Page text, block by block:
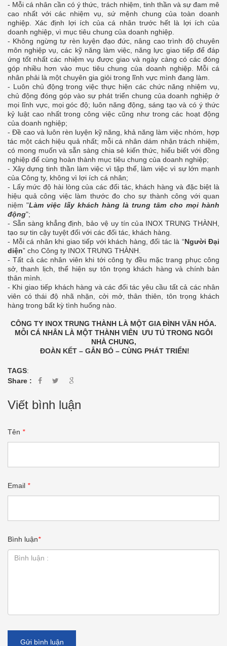
- Mỗi cá nhân cần có ý thức, trách nhiệm, tinh thần và sự đam mê
cao nhất với các nhiệm vụ, sứ mệnh chung của toàn doanh
nghiệp. Xác định lợi ích của cá nhân trước hết là lợi ích của
doanh nghiệp, vì mục tiêu chung của doanh nghiệp.
- Không ngừng tự rèn luyện đạo đức, nâng cao trình độ chuyên
môn nghiệp vụ, các kỹ năng làm việc, năng lực giao tiếp để đáp
ứng tốt nhất các nhiệm vụ được giao và ngày càng có các đóng
góp nhiều hơn vào mục tiêu chung của doanh nghiệp. Mỗi cá
nhân phải là một chuyên gia giỏi trong lĩnh vực mình đang làm.
- Luôn chủ động trong việc thực hiện các chức năng nhiệm vụ,
chủ động đóng góp vào sự phát triển chung của doanh nghiệp ở
mọi lĩnh vực, mọi góc độ; luôn năng động, sáng tạo và có ý thức
kỷ luật cao nhất trong công việc cũng như trong các hoạt động
của doanh nghiệp;
- Đề cao và luôn rèn luyện kỹ năng, khả năng làm việc nhóm, hợp
tác một cách hiệu quả nhất; mỗi cá nhân dám nhận trách nhiệm,
có mong muốn và sẵn sàng chia sẻ kiến thức, hiểu biết với đồng
nghiệp để cùng hoàn thành mục tiêu chung của doanh nghiệp;
- Xây dựng tinh thần làm việc vì tập thể, làm việc vì sự lớn mạnh
của Công ty, không vì lợi ích cá nhân;
- Lấy mức độ hài lòng của các đối tác, khách hàng và đặc biệt là
hiệu quả công việc làm thước đo cho sự thành công với quan
niệm "Làm việc lấy khách hàng là trung tâm cho mọi hành
động";
- Sẵn sàng khẳng định, bảo vệ uy tín của INOX TRUNG THÀNH,
tạo sự tin cậy tuyệt đối với các đối tác, khách hàng.
- Mỗi cá nhân khi giao tiếp với khách hàng, đối tác là “Người Đại
diện” cho Công ty INOX TRUNG THÀNH.
- Tất cả các nhân viên khi tới công ty đều mặc trang phục công
sở, thanh lịch, thể hiện sự tôn trọng khách hàng và chính bản
thân mình.
- Khi giao tiếp khách hàng và các đối tác yêu cầu tất cả các nhân
viên có thái độ nhã nhặn, cởi mở, thân thiên, tôn trọng khách
hàng trong bất kỳ tình huống nào.
CÔNG TY INOX TRUNG THÀNH LÀ MỘT GIA ĐÌNH VĂN HÓA.
MỖI CÁ NHÂN LÀ MỘT THÀNH VIÊN ƯU TÚ TRONG NGÔI
NHÀ CHUNG,
ĐOÀN KẾT – GẮN BÓ – CÙNG PHÁT TRIỂN!
TAGS:
Share :
Viết bình luận
Tên *
Email *
Bình luận*
Gửi bình luận